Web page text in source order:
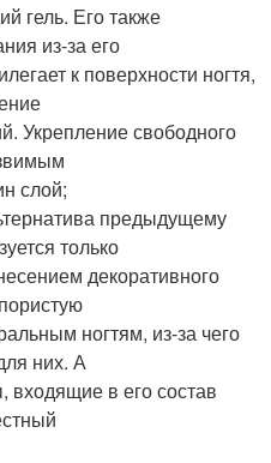
гель. Его также
из-за его
к поверхности ногтя,
Укрепление свободного
слой;
предыдущему
только
декоративного
ногтям, из-за чего
них. А
в его состав